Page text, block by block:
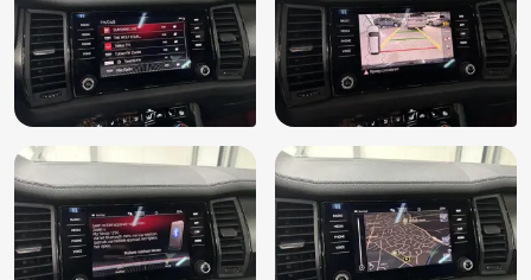
Ruitensproeiers/wisserbladen verwarmbaar
Schakelpaddles
Speciale kleur
Sportstoelen
Sportstuur
Spraakbediening
Start/stop systeem
Stuur en versnellingspook (kunst)leder